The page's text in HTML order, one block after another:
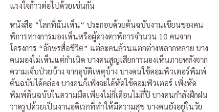
แรงใจก้าวต่อไปด้วยเช่นกัน
หนังสือ “โลกที่ฉันเห็น“ ประกอบด้วยต้นฉบับงานเขียนของคน
พิการทางการมองเห็นหรือผู้ดวงตาพิการจำนวน 10 คนจาก
โครงการ “อักษรสื่อชีวิต” แต่ละคนล้วนแตกต่างหลากหลาย บาง
คนมองไม่เห็นแต่กำเนิด บางคนสูญเสียการมองเห็นภายหลังจาก
ความเจ็บป่วยบ้าง จากอุบัติเหตุบ้าง บางคนใช้คอมพิวเตอร์พิมพ์
ต้นฉบับได้คล่อง บางคนก็เพิ่งจะได้หัดใช้คอมพิวเตอร์ เพิ่งหัด
พิมพ์ต้นฉบับในความมืดเพียงไม่กี่เดือนไม่กี่ปี บางคนกำลังฝึกฝน
วาดรูปด้วยเป็นงานอดิเรกที่ทำให้มีความสุข บางคนยังอยู่ในวัย